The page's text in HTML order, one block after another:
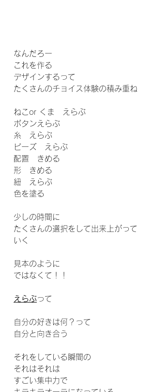
なんだろー
これを作る
デザインするって
たくさんのチョイス体験の積み重ね
ねこor くま　えらぶ
ボタンえらぶ
糸　えらぶ
ビーズ　えらぶ
配置　きめる
形　きめる
紐　えらぶ
色を塗る
少しの時間に
たくさんの選択をして出来上がって
いく
見本のように
ではなくて！！
えらぶって
自分の好きは何？って
自分と向き合う
それをしている瞬間の
それはそれは
すごい集中力で